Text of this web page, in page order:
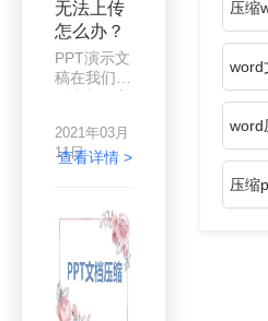
很会带动气
氛，做的课
件也十分有
趣，如果你
的课件PPT
那么学生们
只会听的直
打瞌睡。为
用图片和视
频就少不
了，随之问
题也来了，
PPT文件太
无法上传
怎么办？
PPT演示文
稿在我们生
用，不管是
学习还是工
定的帮助，
经常制作
友，相信一
定会遇到文
档过大无法
2021年03月
11日
查看详情 >
压缩
word
word
压缩